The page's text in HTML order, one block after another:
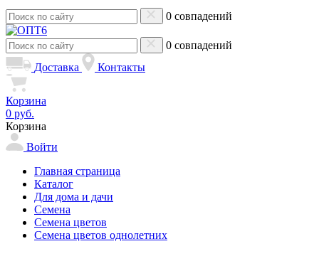
0 совпадений
0 совпадений
Доставка
Контакты
Корзина
0 руб.
Корзина
Войти
Главная страница
Каталог
Для дома и дачи
Семена
Семена цветов
Семена цветов однолетних